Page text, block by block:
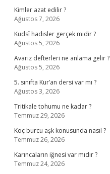
Kimler azat edilir ?
Ağustos 7, 2026
Kudsî hadisler gerçek midir ?
Ağustos 5, 2026
Avarız defterleri ne anlama gelir ?
Ağustos 5, 2026
5. sınıfta Kur’an dersi var mı ?
Ağustos 3, 2026
Tritikale tohumu ne kadar ?
Temmuz 29, 2026
Koç burcu aşk konusunda nasıl ?
Temmuz 26, 2026
Karıncaların iğnesi var mıdır ?
Temmuz 24, 2026